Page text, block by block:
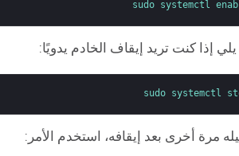
sudo systemctl
إذا كنت تريد إيقاف الخادم يدويًا:
sudo systemctl
مرة أخرى بعد إيقافه، استخدم الأمر: